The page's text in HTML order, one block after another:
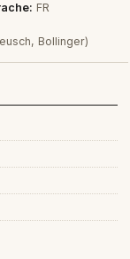
FR
Bollinger)